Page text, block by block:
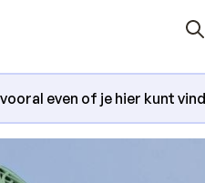
even of je hier kunt